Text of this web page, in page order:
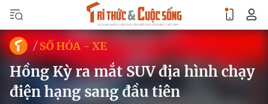
SỐ HÓA - XE
Hồng Kỳ ra mắt SUV địa hình chạy
điện hạng sang đầu tiên